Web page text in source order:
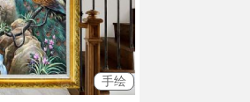
手绘